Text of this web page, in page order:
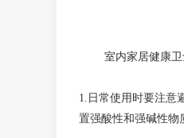
室内家居健康
1.日常使用时要注意
置强酸性和强碱性物